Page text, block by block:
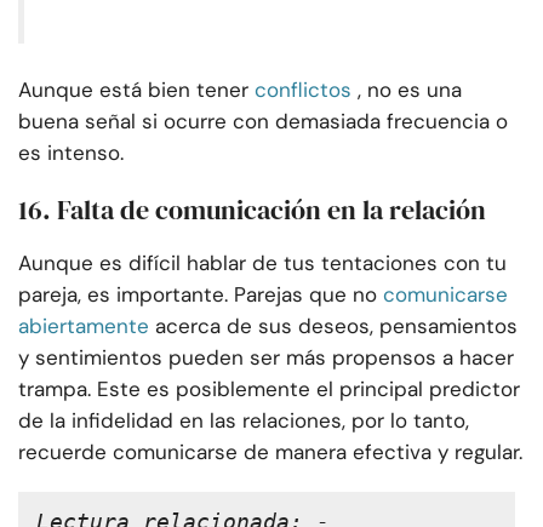
Aunque está bien tener conflictos , no es una
buena señal si ocurre con demasiada frecuencia o
es intenso.
16. Falta de comunicación en la relación
Aunque es difícil hablar de tus tentaciones con tu
pareja, es importante. Parejas que no comunicarse
abiertamente acerca de sus deseos, pensamientos
y sentimientos pueden ser más propensos a hacer
trampa. Este es posiblemente el principal predictor
de la infidelidad en las relaciones, por lo tanto,
recuerde comunicarse de manera efectiva y regular.
Lectura relacionada: -